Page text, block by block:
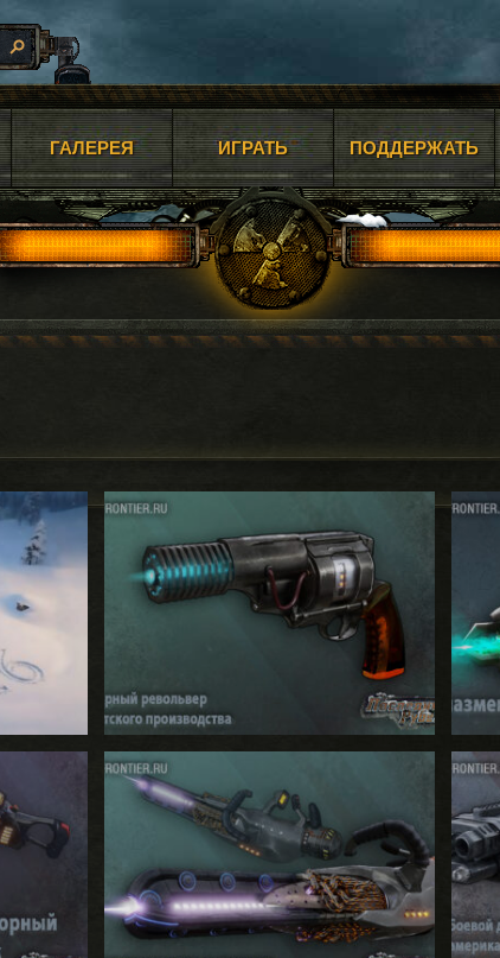
ГАЛЕРЕЯ ИГРАТЬ ПОДДЕРЖАТЬ